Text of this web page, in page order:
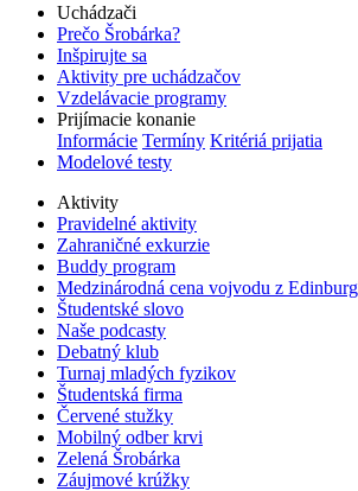
Uchádzači
Prečo Šrobárka?
Inšpirujte sa
Aktivity pre uchádzačov
Vzdelávacie programy
Prijímacie konanie
Informácie Termíny Kritériá prijatia
Modelové testy
Aktivity
Pravidelné aktivity
Zahraničné exkurzie
Buddy program
Medzinárodná cena vojvodu z
Študentské slovo
Naše podcasty
Debatný klub
Turnaj mladých fyzikov
Študentská firma
Červené stužky
Mobilný odber krvi
Zelená Šrobárka
Záujmové krúžky